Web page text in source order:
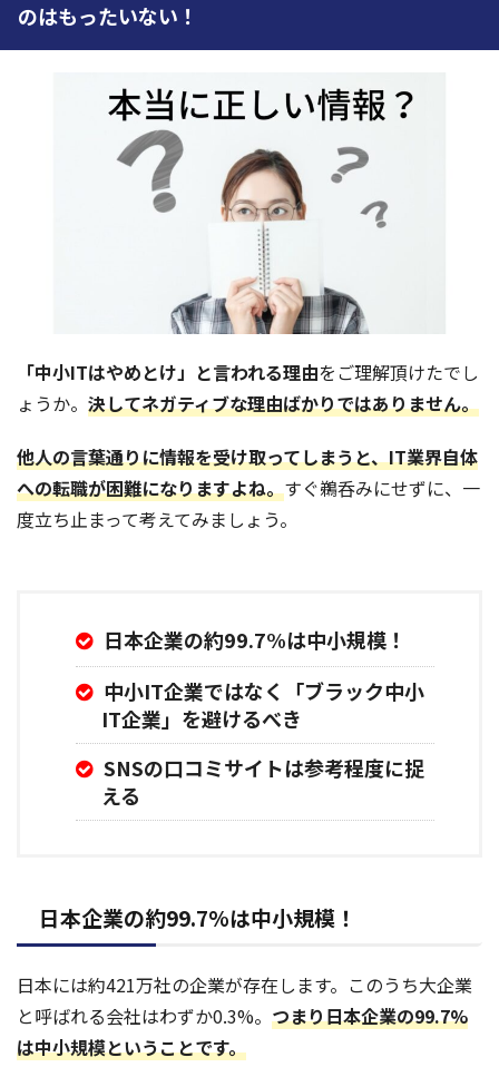
のはもったいない！
「中小ITはやめとけ」と言われる理由をご理解頂けたでし
ょうか。 決してネガティブな理由ばかりではありません。
他人の言葉通りに情報を受け取ってしまうと、IT業界自体
への転職が困難になりますよね。すぐ鵜呑みにせずに、一
度立ち止まって考えてみましょう。
日本企業の約99.7%は中小規模！
中小IT企業ではなく「ブラック中小
IT企業」を避けるべき
SNSの口コミサイトは参考程度に捉
える
日本企業の約99.7%は中小規模！
日本には約421万社の企業が存在します。このうち大企業
と呼ばれる会社はわずか0.3%。 つまり日本企業の99.7%
は中小規模ということです。